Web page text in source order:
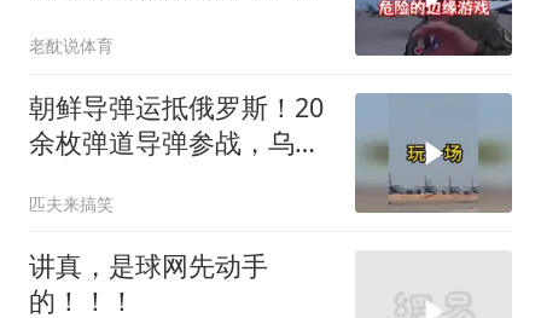
老酖说体育
朝鲜导弹运抵俄罗斯！20
余枚弹道导弹参战，乌克
匹夫来搞笑
讲真，是球网先动手
的！！！